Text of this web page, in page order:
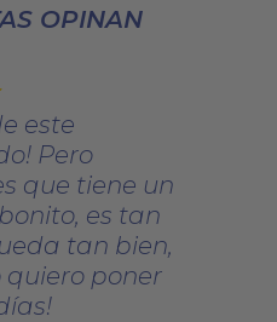
elegir
OPINAN
este
Pero
que tiene un
es tan
tan bien,
quiero poner